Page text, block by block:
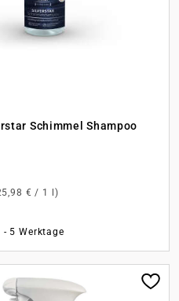
Schimmel Shampoo
€ / 1 l)
5 Werktage